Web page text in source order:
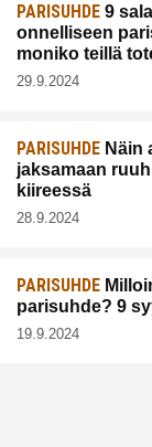
PARISUHDE 9
onnelliseen
moniko teillä
29.9.2024
PARISUHDE Näin
jaksamaan
kiireessä
28.9.2024
PARISUHDE
parisuhde? 9
19.9.2024